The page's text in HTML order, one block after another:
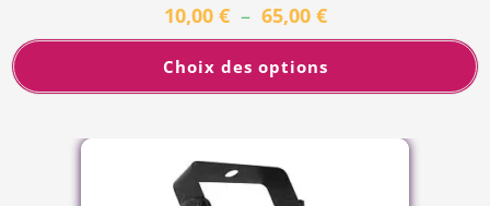
10,00 € – 65,00 €
Choix des options